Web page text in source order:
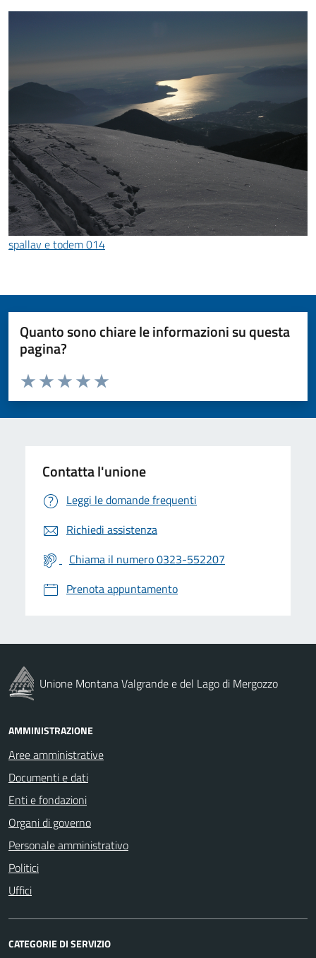
spallav e todem 014
Quanto sono chiare le informazioni su questa
pagina?
Valuta da 1 a 5 stelle la pagina
Valuta 5 stelle su 5
Valuta 4 stelle su 5
Valuta 3 stelle su 5
Valuta 2 stelle su 5
Valuta 1 stelle su 5
Contatta l'unione
Leggi le domande frequenti
Richiedi assistenza
Chiama il numero 0323-552207
Prenota appuntamento
Unione Montana Valgrande e del Lago di Mergozzo
AMMINISTRAZIONE
Aree amministrative
Documenti e dati
Enti e fondazioni
Organi di governo
Personale amministrativo
Politici
Uffici
CATEGORIE DI SERVIZIO